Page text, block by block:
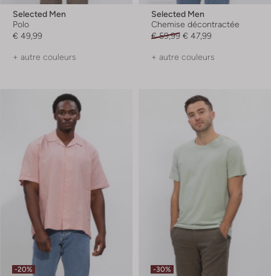
Selected Men
Polo
€ 49,99
+ autre couleurs
Selected Men
Chemise décontractée
€ 59,99 € 47,99
+ autre couleurs
-20% -30%